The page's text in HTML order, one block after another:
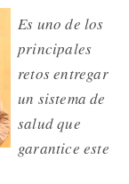
Es uno de los
principales
retos entregar
un sistema de
salud que
garantice este